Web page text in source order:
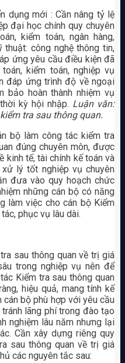
dụng mới : Cần nâng tỷ lệ
đại học chính quy chuyên
kiểm toán, ngân hàng,
thuật: công nghệ thông tin,
ứng yêu cầu điều kiện đã
kiểm toán, nghiệp vụ
đáp ứng trình độ về ngoại
bảo hoàn thành nhiệm vụ
kỳ hội nhập. Luận văn:
tra sau thông quan.
bộ làm công tác kiểm tra
đúng chuyên môn, được
kinh tế, tài chính kế toán và
lý tốt nghiệp vụ chuyên
đưa vào quy hoạch chức
những cán bộ có năng
làm việc cho cán bộ Kiểm
phục vụ lâu dài.
sau thông quan về trị giá
trong nghiệp vụ nên để
Kiểm tra sau thông quan
hiệu quả, mang tính kế
cán bộ phù hợp với yêu cầu
lãng phí trong đào tạo
nghiệm lâu năm nhưng lại
Cần xây dựng riêng quy
sau thông quan về trị giá
các nguyên tắc sau: